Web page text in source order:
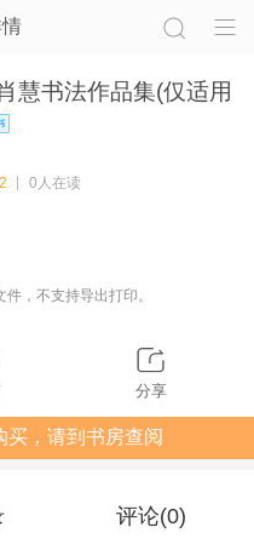
慧书法作品集(仅适用
0人在读
，不支持导出打印。
分享
买，请到书房查阅
评论(0)